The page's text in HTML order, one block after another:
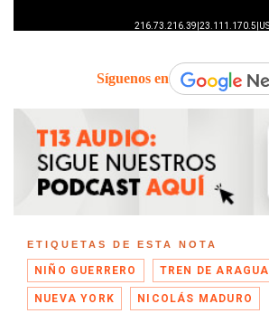
Síguenos en
ETIQUETAS DE ESTA NOTA
NIÑO GUERRERO TREN DE ARAGUA
NUEVA YORK NICOLÁS MADURO